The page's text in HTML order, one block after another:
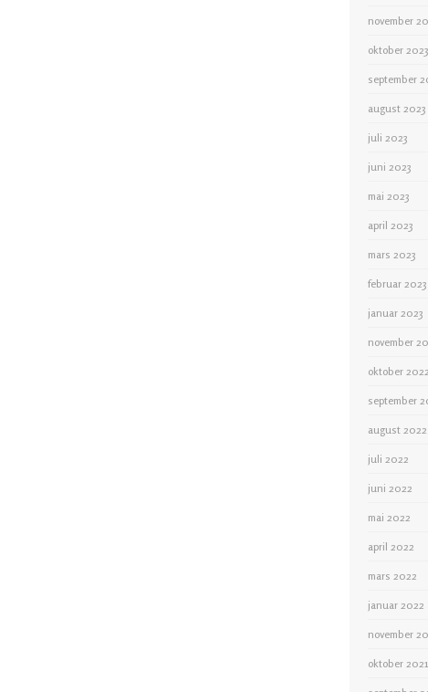
november
oktober 2023
september
august 2023
juli 2023
juni 2023
mai 2023
april 2023
mars 2023
februar 2023
januar 2023
november
oktober 2022
september
august 2022
juli 2022
juni 2022
mai 2022
april 2022
mars 2022
januar 2022
november
oktober 2021